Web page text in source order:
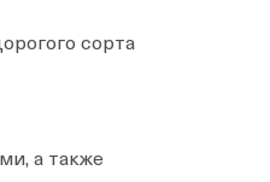
сорта
а также